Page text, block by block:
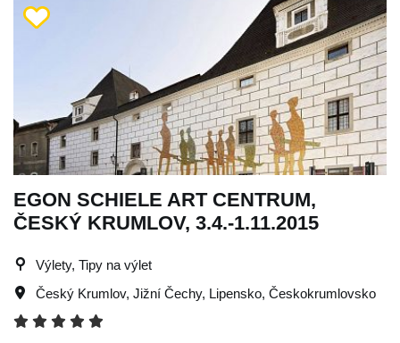
EGON SCHIELE ART CENTRUM,
ČESKÝ KRUMLOV, 3.4.-1.11.2015
Výlety, Tipy na výlet
Český Krumlov, Jižní Čechy, Lipensko, Českokrumlovsko